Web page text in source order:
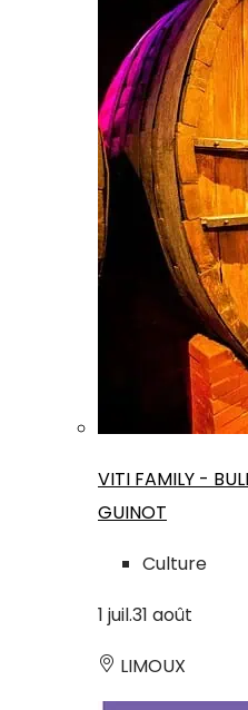
VITI FAMILY -
GUINOT
Culture
1 juil.31 août
LIMOUX